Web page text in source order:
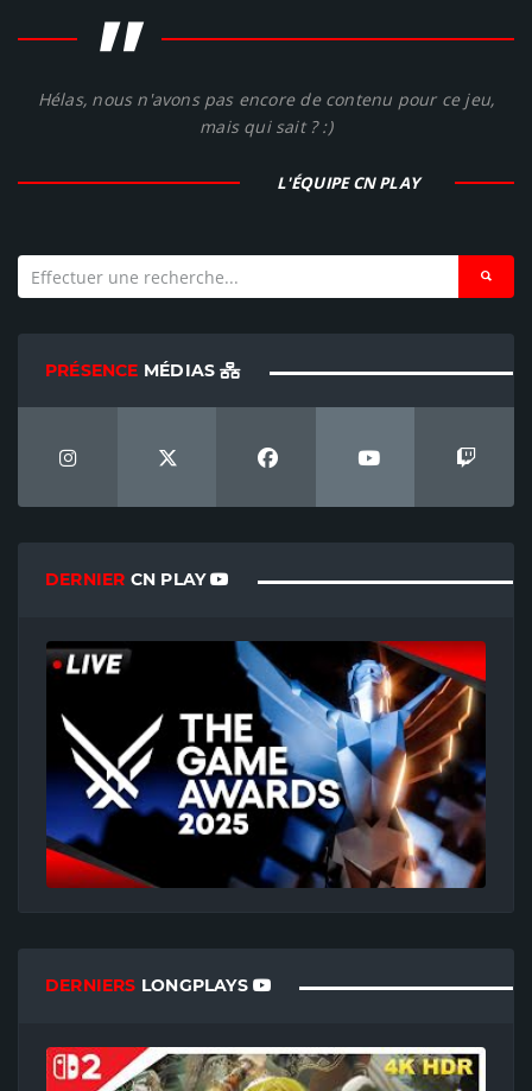
"
Hélas, nous n'avons pas encore de contenu pour ce jeu,
mais qui sait ? :)
L'ÉQUIPE CN PLAY
PRÉSENCE MÉDIAS
DERNIER CN PLAY
DERNIERS LONGPLAYS